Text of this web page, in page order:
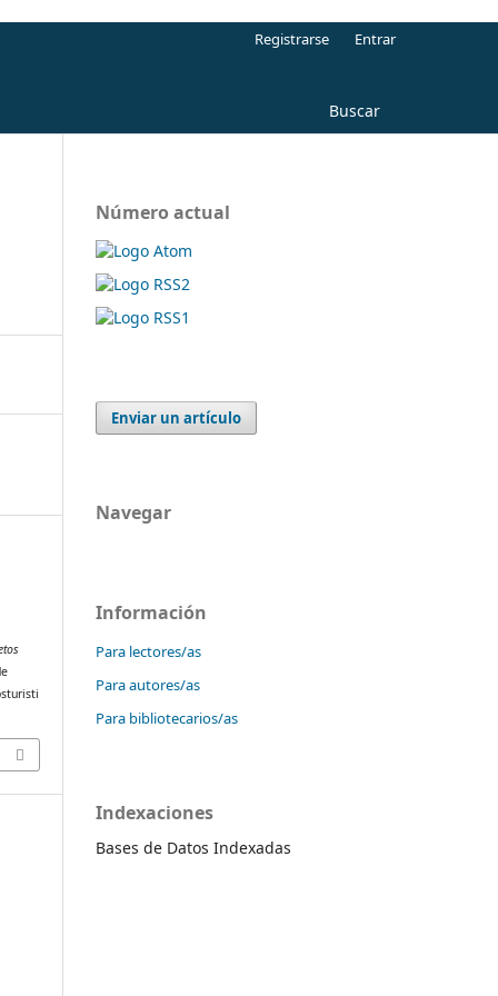
Buscar
Registrarse Entrar
Número actual
Enviar un artículo
Navegar
Información
Para lectores/as
Para autores/as
Para bibliotecarios/as
Indexaciones
Bases de Datos Indexadas